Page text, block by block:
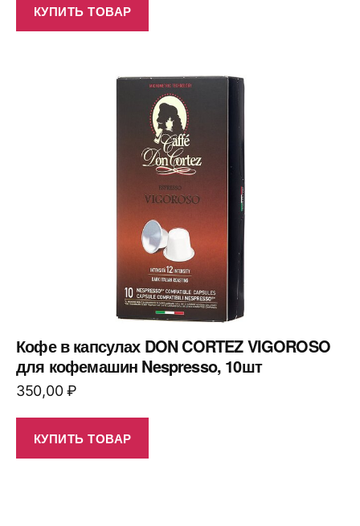
КУПИТЬ ТОВАР
Кофе в капсулах DON CORTEZ VIGOROSO
для кофемашин Nespresso, 10шт
350,00₽
КУПИТЬ ТОВАР